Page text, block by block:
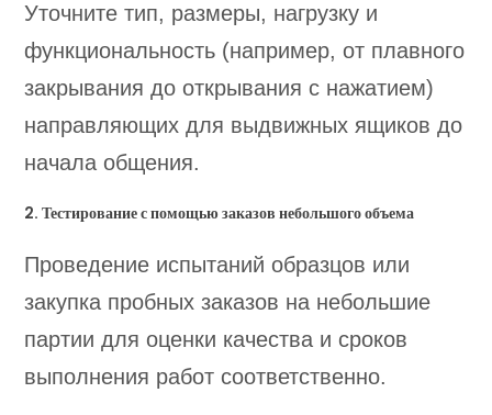
Уточните тип, размеры, нагрузку и
функциональность (например, от плавного
закрывания до открывания с нажатием)
направляющих для выдвижных ящиков до
начала общения.
2. Тестирование с помощью заказов небольшого объема
Проведение испытаний образцов или
закупка пробных заказов на небольшие
партии для оценки качества и сроков
выполнения работ соответственно.